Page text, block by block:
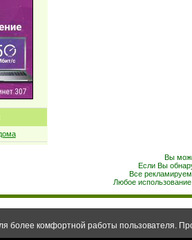
Вы
Если Вы
Все
Любое
более комфортной работы пользователя.